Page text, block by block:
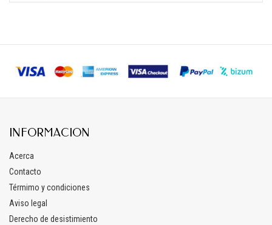
INFORMACION
Acerca
Contacto
Térmimo y condiciones
Aviso legal
Derecho de desistimiento